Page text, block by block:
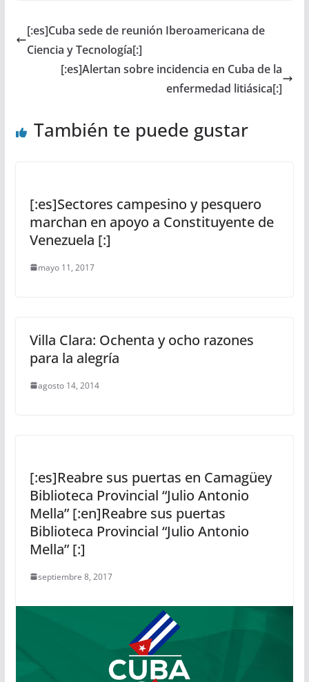
[:es]Cuba sede de reunión Iberoamericana de
Ciencia y Tecnología[:]
[:es]Alertan sobre incidencia en Cuba de la
enfermedad litiásica[:]
También te puede gustar
[:es]Sectores campesino y pesquero
marchan en apoyo a Constituyente de
Venezuela [:]
mayo 11, 2017
Villa Clara: Ochenta y ocho razones
para la alegría
agosto 14, 2014
[:es]Reabre sus puertas en Camagüey
Biblioteca Provincial “Julio Antonio
Mella” [:en]Reabre sus puertas
Biblioteca Provincial “Julio Antonio
Mella” [:]
septiembre 8, 2017